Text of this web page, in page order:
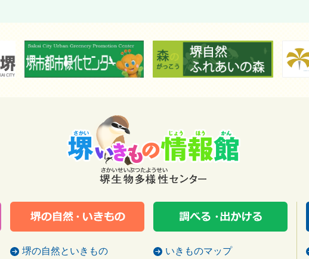
堺の自然といきもの
いきものマップ